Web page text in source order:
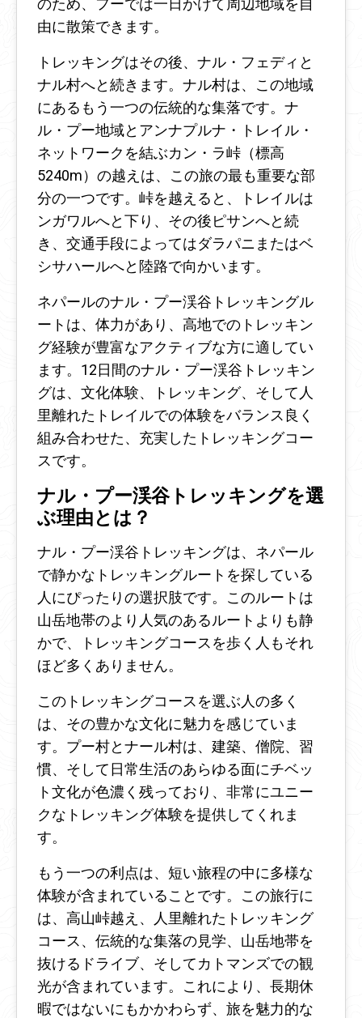
のため、フーでは一日かけて周辺地域を自
由に散策できます。
トレッキングはその後、ナル・フェディと
ナル村へと続きます。ナル村は、この地域
にあるもう一つの伝統的な集落です。ナ
ル・プー地域とアンナプルナ・トレイル・
ネットワークを結ぶカン・ラ峠（標高
5240m）の越えは、この旅の最も重要な部
分の一つです。峠を越えると、トレイルは
ンガワルへと下り、その後ピサンへと続
き、交通手段によってはダラパニまたはベ
シサハールへと陸路で向かいます。
ネパールのナル・プー渓谷トレッキングル
ートは、体力があり、高地でのトレッキン
グ経験が豊富なアクティブな方に適してい
ます。12日間のナル・プー渓谷トレッキン
グは、文化体験、トレッキング、そして人
里離れたトレイルでの体験をバランス良く
組み合わせた、充実したトレッキングコー
スです。
ナル・プー渓谷トレッキングを選
ぶ理由とは？
ナル・プー渓谷トレッキングは、ネパール
で静かなトレッキングルートを探している
人にぴったりの選択肢です。このルートは
山岳地帯のより人気のあるルートよりも静
かで、トレッキングコースを歩く人もそれ
ほど多くありません。
このトレッキングコースを選ぶ人の多く
は、その豊かな文化に魅力を感じていま
す。プー村とナール村は、建築、僧院、習
慣、そして日常生活のあらゆる面にチベッ
ト文化が色濃く残っており、非常にユニー
クなトレッキング体験を提供してくれま
す。
もう一つの利点は、短い旅程の中に多様な
体験が含まれていることです。この旅行に
は、高山峠越え、人里離れたトレッキング
コース、伝統的な集落の見学、山岳地帯を
抜けるドライブ、そしてカトマンズでの観
光が含まれています。これにより、長期休
暇ではないにもかかわらず、旅を魅力的な